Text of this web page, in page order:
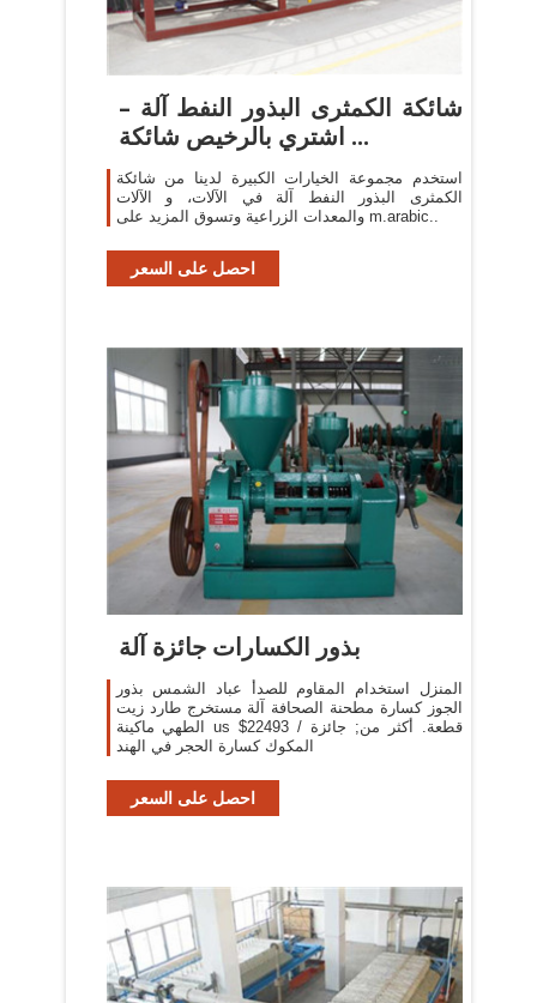
شائكة الكمثرى البذور النفط آلة –
اشتري بالرخيص شائكة ...
استخدم مجموعة الخيارات الكبيرة لدينا من شائكة
الكمثرى البذور النفط آلة في الآلات، و الآلات
والمعدات الزراعية وتسوق المزيد على m.arabic..
احصل على السعر
بذور الكسارات جائزة آلة
المنزل استخدام المقاوم للصدأ عباد الشمس بذور
الجوز كسارة مطحنة الصحافة آلة مستخرج طارد زيت
الطهي ماكينة us $22493 / قطعة. أكثر من; جائزة
المكوك كسارة الحجر في الهند
احصل على السعر